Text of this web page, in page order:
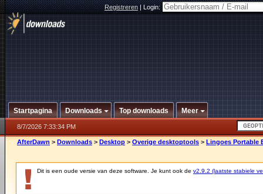
Registreren|Login:
Startpagina Downloads Top downloads Meer
8/7/2026 7:33:34 PM
AfterDawn > Downloads > Desktop > Overige desktoptools > Lingoes Portable
Dit is een oude versie van deze software. Je kunt ook de v2.9.2 (laatste stabiele